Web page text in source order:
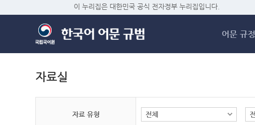
이 누리집은 대한민국 공식 전자정부 누리집입니다.
어문 규정
자료실
자료 유형